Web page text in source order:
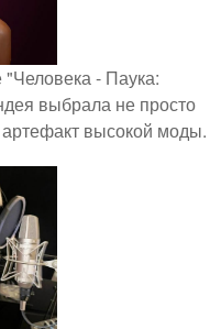
- Паука:
выбрала не просто
высокой моды.